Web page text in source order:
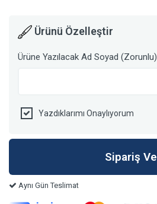
Ürünü Özelleştir
Ürüne Yazılacak Ad Soyad (Zorunlu)
Yazdıklarımı Onaylıyorum
Aynı Gün Teslimat